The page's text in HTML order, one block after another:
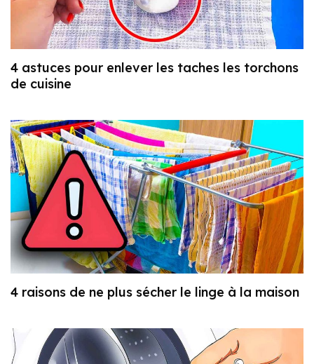
4 astuces pour enlever les taches les torchons
de cuisine
4 raisons de ne plus sécher le linge à la maison